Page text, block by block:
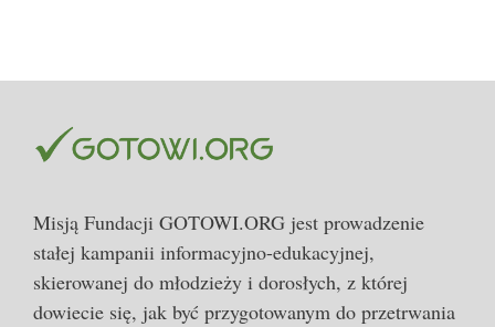
Misją Fundacji GOTOWI.ORG jest prowadzenie
stałej kampanii informacyjno-edukacyjnej,
skierowanej do młodzieży i dorosłych, z której
dowiecie się, jak być przygotowanym do przetrwania